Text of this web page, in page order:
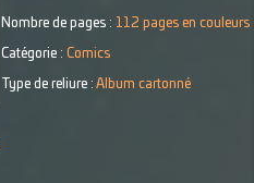
Nombre de pages : 112 pages en couleurs
Catégorie : Comics
Type de reliure : Album cartonné